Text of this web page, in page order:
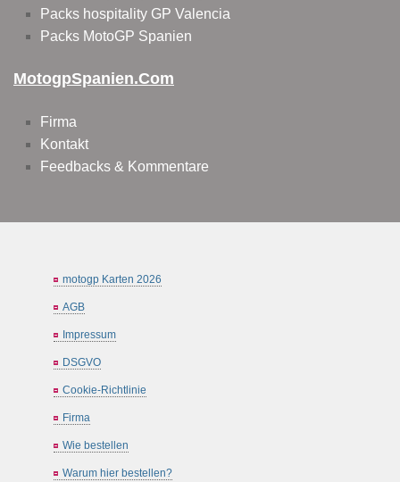
Packs hospitality GP Valencia
Packs MotoGP Spanien
MotogpSpanien.com
Firma
Kontakt
Feedbacks & Kommentare
motogp Karten 2026
AGB
Impressum
DSGVO
Cookie-Richtlinie
Firma
Wie bestellen
Warum hier bestellen?